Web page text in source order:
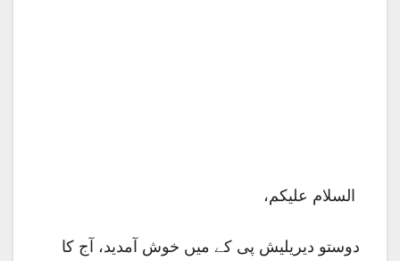
السلام علیکم،
دوستو دیریلیش پی کے میں خوش آمدید، آج کا